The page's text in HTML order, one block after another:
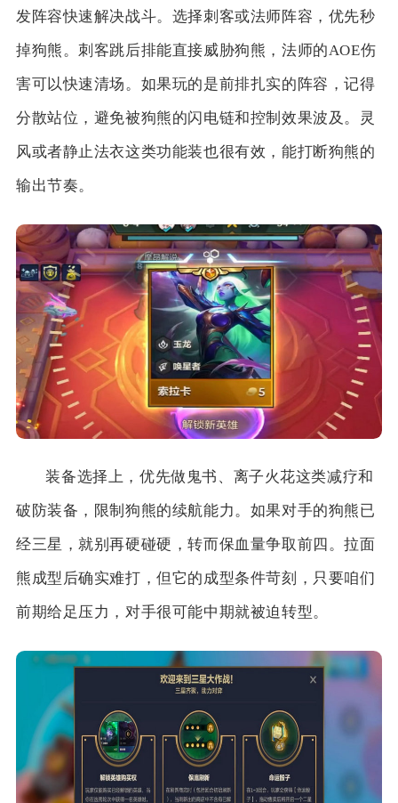
发阵容快速解决战斗。选择刺客或法师阵容，优先秒
掉狗熊。刺客跳后排能直接威胁狗熊，法师的AOE伤
害可以快速清场。如果玩的是前排扎实的阵容，记得
分散站位，避免被狗熊的闪电链和控制效果波及。灵
风或者静止法衣这类功能装也很有效，能打断狗熊的
输出节奏。
装备选择上，优先做鬼书、离子火花这类减疗和
破防装备，限制狗熊的续航能力。如果对手的狗熊已
经三星，就别再硬碰硬，转而保血量争取前四。拉面
熊成型后确实难打，但它的成型条件苛刻，只要咱们
前期给足压力，对手很可能中期就被迫转型。